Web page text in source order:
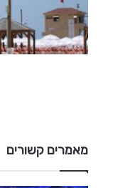
ה
י
ו
ס
ט
מאמרים קשורים